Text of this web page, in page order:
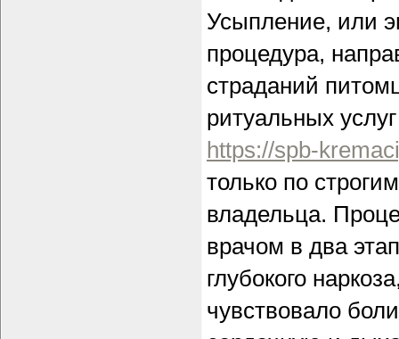
Усыпление, или
процедура,
страданий
ритуальных
https://spb-
только по
владельца.
врачом в два
глубокого
чувствовало